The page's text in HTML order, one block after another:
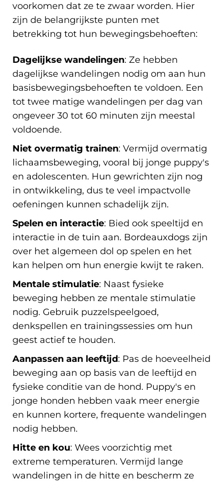
voorkomen dat ze te zwaar worden. Hier
zijn de belangrijkste punten met
betrekking tot hun bewegingsbehoeften:
Dagelijkse wandelingen: Ze hebben
dagelijkse wandelingen nodig om aan hun
basisbewegingsbehoeften te voldoen. Een
tot twee matige wandelingen per dag van
ongeveer 30 tot 60 minuten zijn meestal
voldoende.
Niet overmatig trainen: Vermijd overmatig
lichaamsbeweging, vooral bij jonge puppy's
en adolescenten. Hun gewrichten zijn nog
in ontwikkeling, dus te veel impactvolle
oefeningen kunnen schadelijk zijn.
Spelen en interactie: Bied ook speeltijd en
interactie in de tuin aan. Bordeauxdogs zijn
over het algemeen dol op spelen en het
kan helpen om hun energie kwijt te raken.
Mentale stimulatie: Naast fysieke
beweging hebben ze mentale stimulatie
nodig. Gebruik puzzelspeelgoed,
denkspellen en trainingssessies om hun
geest actief te houden.
Aanpassen aan leeftijd: Pas de hoeveelheid
beweging aan op basis van de leeftijd en
fysieke conditie van de hond. Puppy's en
jonge honden hebben vaak meer energie
en kunnen kortere, frequente wandelingen
nodig hebben.
Hitte en kou: Wees voorzichtig met
extreme temperaturen. Vermijd lange
wandelingen in de hitte en bescherm ze